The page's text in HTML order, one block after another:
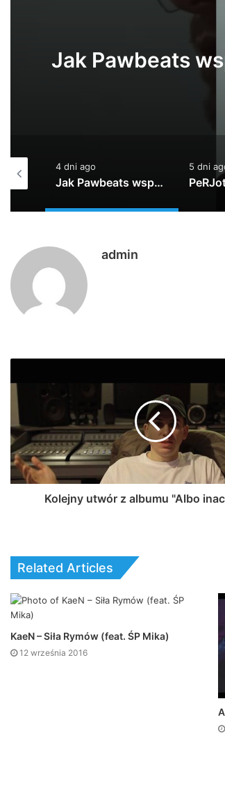
Jak Pawbeats wspomina początki w branży? | 20 lat Step Records
5 dni ago
PeRJot – Dupki i Ziomki
6 dni
admin
Kolejny utwór z albumu "Albo
Related Articles
KaeN – Siła Rymów (feat. ŚP Mika)
12 września 2016